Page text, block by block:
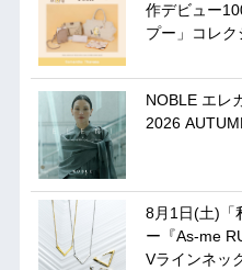
作デビュー
プー」コレク
NOBLE エレ
2026
8月1日(土)「
ー『As-me
Vラインネッ